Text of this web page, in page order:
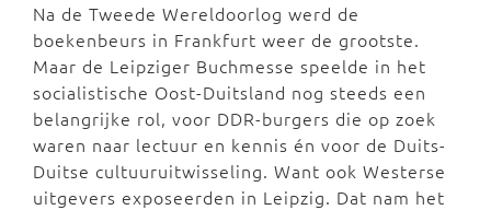
Na de Tweede Wereldoorlog werd de
boekenbeurs in Frankfurt weer de grootste.
Maar de Leipziger Buchmesse speelde in het
socialistische Oost-Duitsland nog steeds een
belangrijke rol, voor DDR-burgers die op zoek
waren naar lectuur en kennis én voor de Duits-
Duitse cultuuruitwisseling. Want ook Westerse
uitgevers exposeerden in Leipzig. Dat nam het